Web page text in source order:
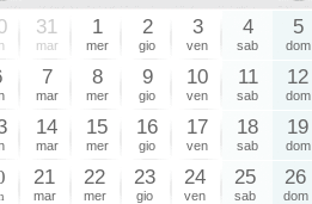
31
mar
1
mer
2
gio
3
ven
4
sab
5
dom
7
mar
8
mer
9
gio
10
ven
11
sab
12
dom
14
mar
15
mer
16
gio
17
ven
18
sab
19
dom
21
mar
22
mer
23
gio
24
ven
25
sab
26
dom